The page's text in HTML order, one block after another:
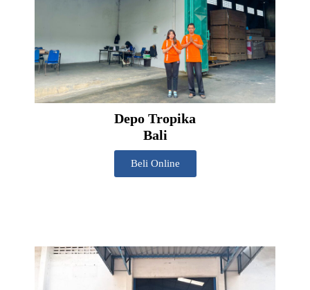
Depo Tropika
Bali
Beli Online